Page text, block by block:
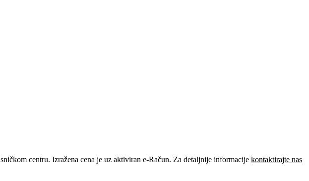
centru. Izražena cena je uz aktiviran e-Račun. Za detaljnije informacije kontaktirajte nas